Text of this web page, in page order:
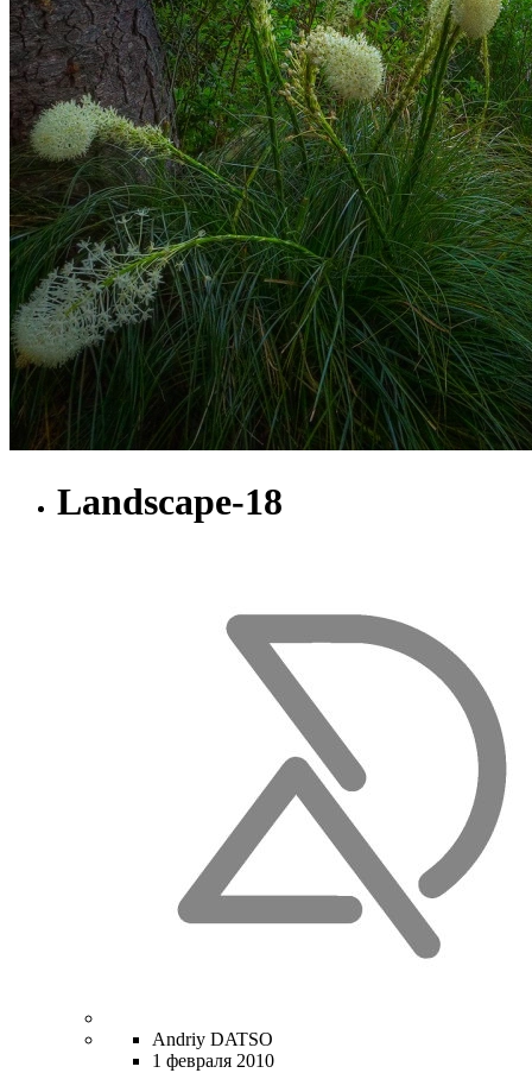
Landscape-18
Andriy DATSO
1 февраля 2010